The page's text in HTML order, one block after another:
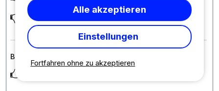
L’intimité pourrait être améliorée, les haies plus hautes. Éviter
d’avoir des voisins qui se cognent ... Mehr lesen
Bewertung der Unterkunft : Emplacement de passage
Fortfahren ohne zu akzeptieren
Alle akzeptieren
Einstellungen